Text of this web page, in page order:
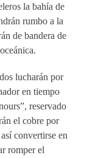
la bahía de
rumbo a la
de bandera de
lucharán por
en tiempo
reservado
el cobre por
convertirse en
romper el